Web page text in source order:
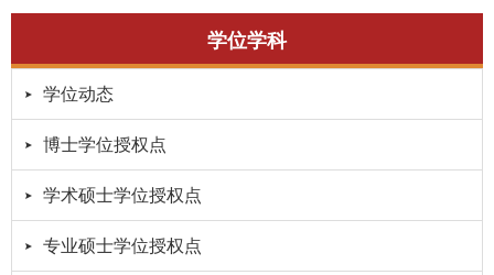
学位学科
学位动态
博士学位授权点
学术硕士学位授权点
专业硕士学位授权点